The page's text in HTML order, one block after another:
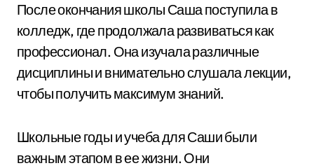
После окончания школы Саша поступила в
колледж, где продолжала развиваться как
профессионал. Она изучала различные
дисциплины и внимательно слушала лекции,
чтобы получить максимум знаний.
Школьные годы и учеба для Саши были
важным этапом в ее жизни. Они